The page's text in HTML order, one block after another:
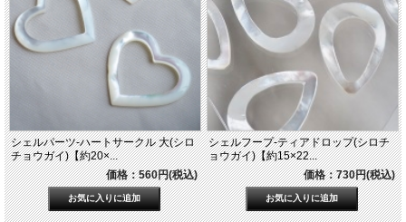
シェルパーツ-ハートサークル 大(シロ
チョウガイ)【約20×...
価格：560円(税込)
シェルフープ-ティアドロップ(シロチ
ョウガイ)【約15×22...
価格：730円(税込)